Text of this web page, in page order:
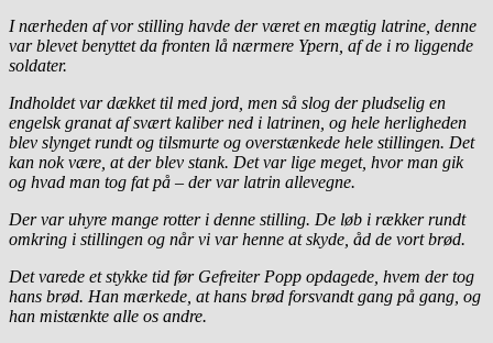
I nærheden af vor stilling havde der været en mægtig latrine, denne
var blevet benyttet da fronten lå nærmere Ypern, af de i ro liggende
soldater.
Indholdet var dækket til med jord, men så slog der pludselig en
engelsk granat af svært kaliber ned i latrinen, og hele herligheden
blev slynget rundt og tilsmurte og overstænkede hele stillingen. Det
kan nok være, at der blev stank. Det var lige meget, hvor man gik
og hvad man tog fat på – der var latrin allevegne.
Der var uhyre mange rotter i denne stilling. De løb i rækker rundt
omkring i stillingen og når vi var henne at skyde, åd de vort brød.
Det varede et stykke tid før Gefreiter Popp opdagede, hvem der tog
hans brød. Han mærkede, at hans brød forsvandt gang på gang, og
han mistænkte alle os andre.